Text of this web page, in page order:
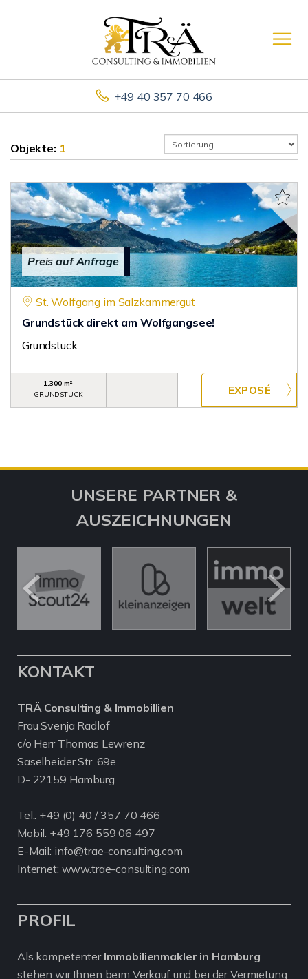
+49 40 357 70 466
Objekte: 1
Preis auf Anfrage
St. Wolfgang im Salzkammergut
Grundstück direkt am Wolfgangsee!
Grundstück
1.300 m²
GRUNDSTÜCK
UNSERE PARTNER &
AUSZEICHNUNGEN
KONTAKT
TRÄ Consulting & Immobillien
Frau Svenja Radlof
c/o Herr Thomas Lewrenz
Saselheider Str. 69e
D- 22159 Hamburg
Tel.: +49 (0) 40 / 357 70 466
Mobil: +49 176 559 06 497
E-Mail: info@trae-consulting.com
Internet: www.trae-consulting.com
PROFIL
Als kompetenter Immobilienmakler in Hamburg
stehen wir Ihnen beim Verkauf und bei der Vermietung